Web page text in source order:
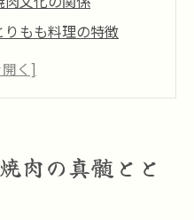
もも料理の特徴
りももの美味しい焼
域活性化
究極のとりももを楽
肉の真髄とと